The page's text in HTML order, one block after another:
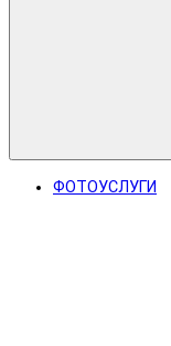
ФОТОУСЛУГИ